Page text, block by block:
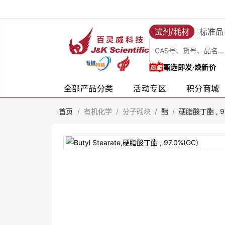
试剂/耗材 标准品
甄选即发·焕新价
全部产品分类 活动专区 积分商城
首页 / 有机化学 / 分子砌块 / 酯 / 硬脂酸丁酯 ,